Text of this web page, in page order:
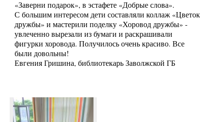
«Заверни подарок», в эстафете «Добрые слова».
С большим интересом дети составляли коллаж «Цветок
дружбы» и мастерили поделку «Хоровод дружбы» -
увлеченно вырезали из бумаги и раскрашивали
фигурки хоровода. Получилось очень красиво. Все
были довольны!
Евгения Гришина, библиотекарь Заволжской ГБ